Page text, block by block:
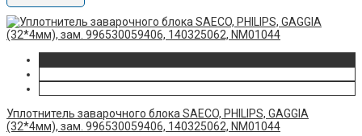
Уплотнитель заварочного блока SAECO, PHILIPS, GAGGIA
(32*4мм), зам. 996530059406, 140325062, NM01044